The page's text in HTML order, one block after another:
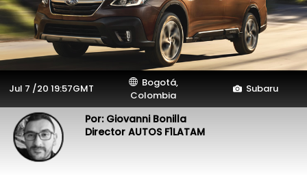
Jul 7 /20 19:57GMT
Bogotá,
Colombia
Subaru
Por: Giovanni Bonilla
Director AUTOS F1LATAM